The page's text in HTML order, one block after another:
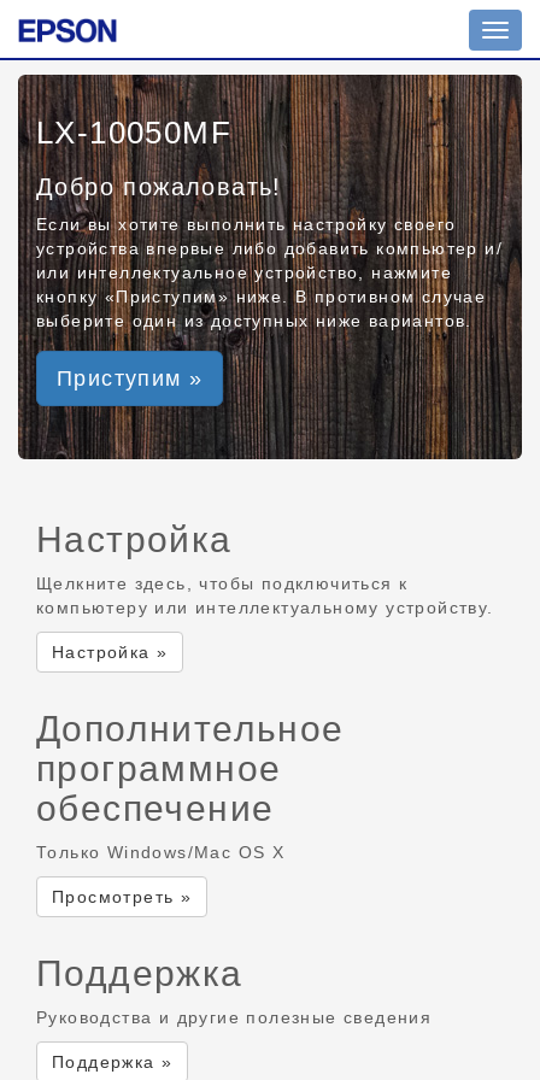
LX-10050MF
Добро пожаловать!
Если вы хотите выполнить настройку своего
устройства впервые либо добавить компьютер и/
или интеллектуальное устройство, нажмите
кнопку «Приступим» ниже. В противном случае
выберите один из доступных ниже вариантов.
Приступим »
Настройка
Щелкните здесь, чтобы подключиться к
компьютеру или интеллектуальному устройству.
Настройка »
Дополнительное
программное
обеспечение
Только Windows/Mac OS X
Просмотреть »
Поддержка
Руководства и другие полезные сведения
Поддержка »